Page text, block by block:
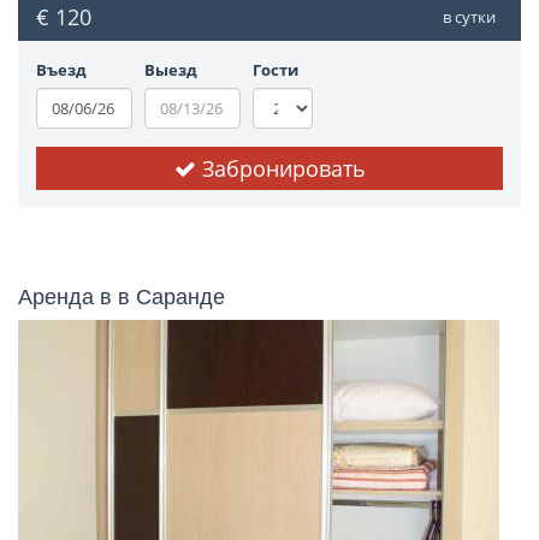
€ 120 в сутки
Въезд Выезд Гости
Забронировать
Аренда в в Саранде